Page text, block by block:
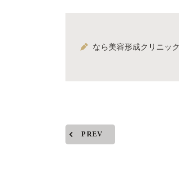
なら美容形成クリニック
PREV